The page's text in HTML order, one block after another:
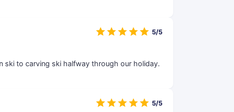
ski to carving ski halfway through our holiday.
5/5
5/5